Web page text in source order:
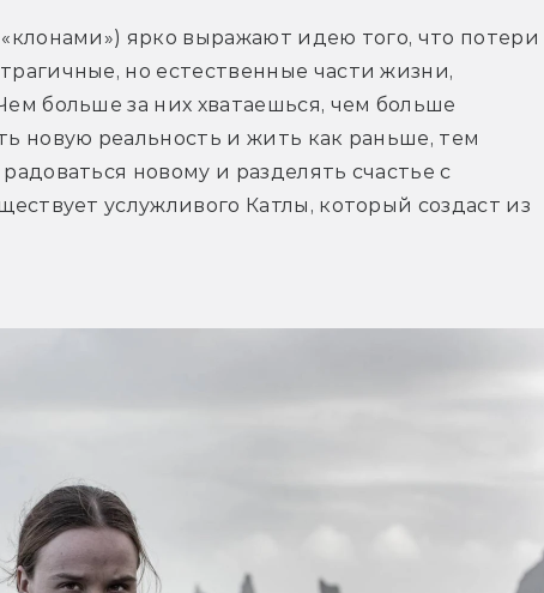
ярко выражают идею того, что потери
но естественные части жизни,
больше за них хватаешься, чем больше
новую реальность и жить как раньше, тем
новому и разделять счастье с
услужливого Катлы, который создаст из